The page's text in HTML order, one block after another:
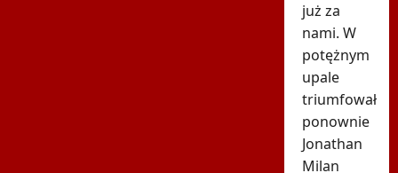
już za
nami. W
potężnym
upale
triumfował
ponownie
Jonathan
Milan